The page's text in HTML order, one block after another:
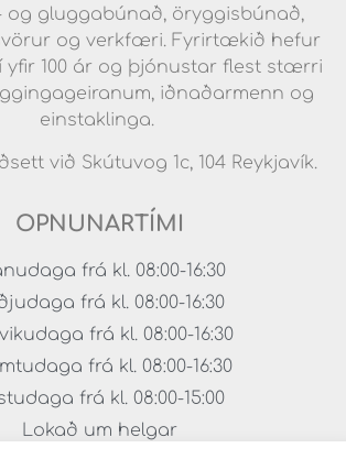
og gluggabúnað, öryggisbúnað,
og verkfæri. Fyrirtækið hefur
yfir 100 ár og þjónustar flest stærri
iðnaðarmenn og
einstaklinga.
við Skútuvog 1c, 104 Reykjavík.
OPNUNARTÍMI
frá kl. 08:00-16:30
frá kl. 08:00-16:30
frá kl. 08:00-16:30
frá kl. 08:00-16:30
frá kl. 08:00-15:00
Lokað um helgar